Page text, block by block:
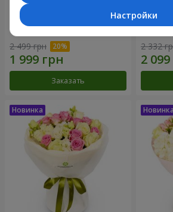
Букет "Дуэт гармонии"
2 499 грн
Заказать
Букет
2 332
Настройки